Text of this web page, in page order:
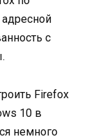
с
Firefox
10 в
немного